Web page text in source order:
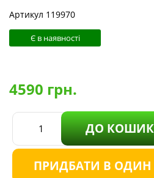
Артикул 119970
Є в наявності
4590 грн.
ДО
ПРИДБАТИ В ОДИН